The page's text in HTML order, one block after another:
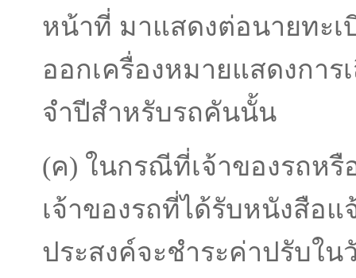
หน้าที่ มาแสดงต่อนายทะเ
ออกเครื่องหมายแสดงการ
จําปีสําหรับรถคันนั้น
(ค) ในกรณีที่เจ้าของรถห
เจ้าของรถที่ได้รับหนังสือแ
ประสงค์จะชําระค่าปรับใ